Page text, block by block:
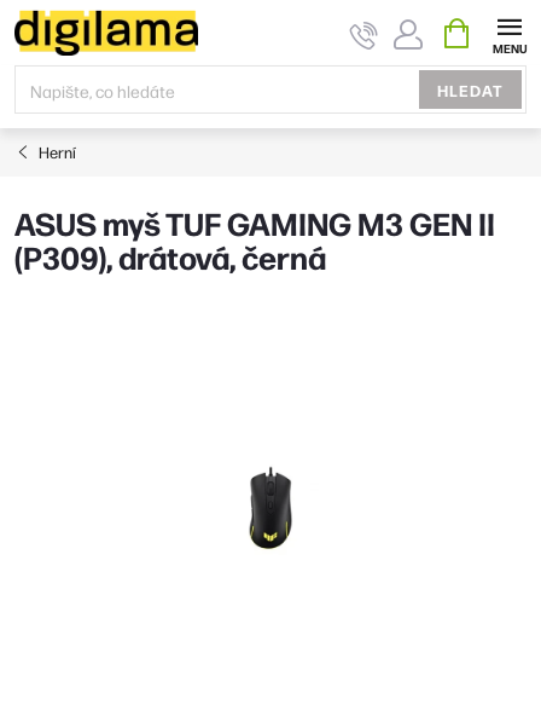
Přejít
na
obsah
HLEDAT
KOŠÍK
Herní
ASUS myš TUF GAMING M3 GEN II
(P309), drátová, černá